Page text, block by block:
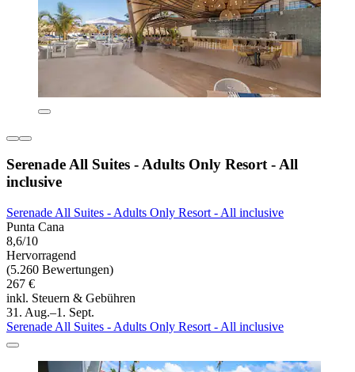
Serenade All Suites - Adults Only Resort - All
inclusive
Serenade All Suites - Adults Only Resort - All inclusive
Punta Cana
8,6/10
Hervorragend
(5.260 Bewertungen)
267 €
inkl. Steuern & Gebühren
31. Aug.–1. Sept.
Serenade All Suites - Adults Only Resort - All inclusive